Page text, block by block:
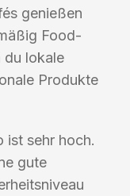
genießen
Food-
du lokale
Produkte
ist sehr hoch.
gute